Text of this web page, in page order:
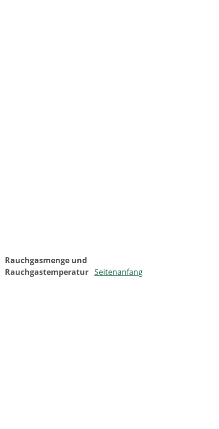
Rauchgasmenge und
Rauchgastemperatur Seitenanfang